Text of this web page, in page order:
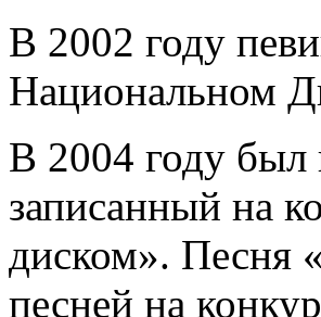
В 2002 году
Национальном
В 2004 году
записанный на
диском». Песня
песней на